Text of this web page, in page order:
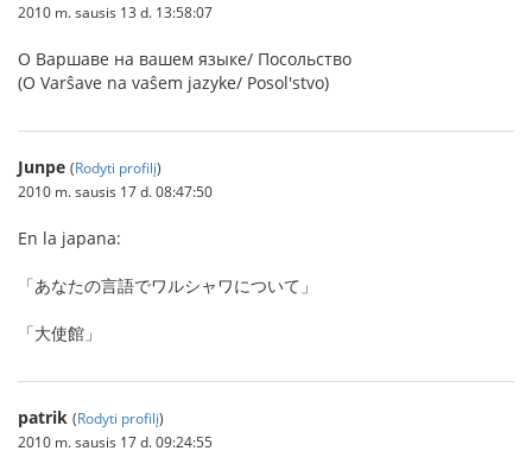
2010 m. sausis 13 d. 13:58:07
О Варшаве на вашем языке/ Посольство
(O Varŝave na vaŝem jazyke/ Posol'stvo)
Junpe (Rodyti profilį)
2010 m. sausis 17 d. 08:47:50
En la japana:
「あなたの言語でワルシャワについて」
「大使館」
patrik (Rodyti profilį)
2010 m. sausis 17 d. 09:24:55